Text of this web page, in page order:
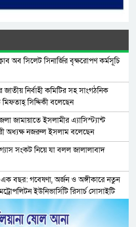
অব সিলেট সিনার্জির বৃক্ষরোপণ কর্মসূচি
জাতীয় নির্বাহী কমিটির সহ সাংগঠনিক
সিদ্দিকী বলেছেন
জামায়াতে ইসলামীর এ্যাসিস্ট্যান্ট
অধ্যক্ষ নজরুল ইসলাম বলেছেন
সংকট নিয়ে যা বলল জালালাবাদ
এক বছর: গবেষণা, অর্জন ও অঙ্গীকারে নতুন
ইউনিভার্সিটি রিসার্চ সোসাইটি
প্রশাসক আবুল কাহের চৌধুরী জুলাই
শ্রদ্ধা নিবেদন